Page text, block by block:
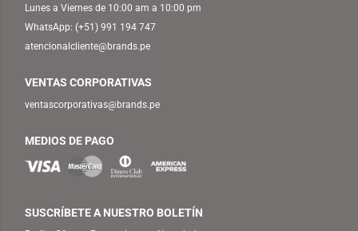
Lunes a Viernes de 10:00 am a 10:00 pm
WhatsApp: (+51) 991 194 747
atencionalcliente@brands.pe
VENTAS CORPORATIVAS
ventascorporativas@brands.pe
MEDIOS DE PAGO
SUSCRÍBETE A NUESTRO BOLETÍN